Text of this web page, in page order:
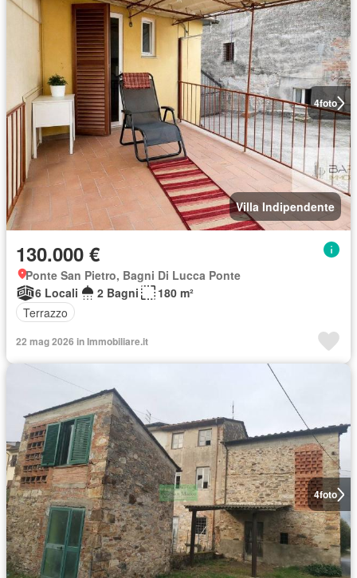
4foto
Villa Indipendente
130.000 €
Ponte San Pietro, Bagni Di Lucca Ponte
6 Locali
2 Bagni
180 m²
Terrazzo
22 mag 2026 in Immobiliare.it
4foto